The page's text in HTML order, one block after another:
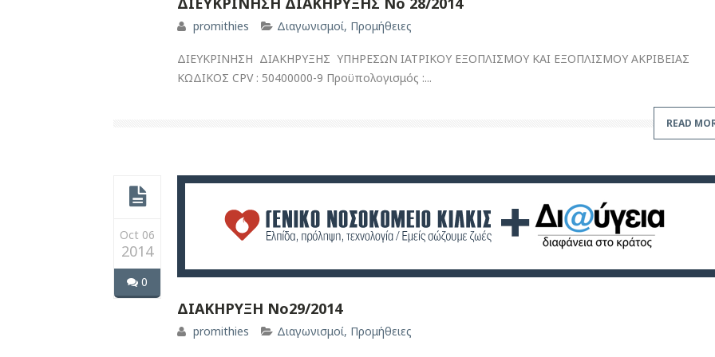
promithies Διαγωνισμοί, Προμήθειες
ΔΙΕΥΚΡΙΝΗΣΗ ΔΙΑΚΗΡΥΞΗΣ ΥΠΗΡΕΣΩΝ ΙΑΤΡΙΚΟΥ ΕΞΟΠΛΙΣΜΟΥ ΚΑΙ ΕΞΟΠΛΙΣΜΟΥ ΑΚΡΙΒΕΙΑΣ
ΚΩΔΙΚΟΣ CPV : 50400000-9 Προϋπολογισμός :...
READ
Oct 06
2014
0
ΔΙΑΚΗΡΥΞΗ Νο29/2014
promithies Διαγωνισμοί, Προμήθειες